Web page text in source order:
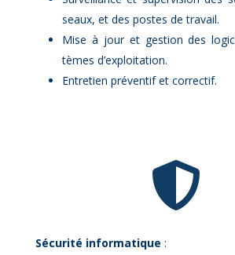
seaux, et des postes de tra­vail.
Mise à jour et ges­tion des
tèmes d’ex­ploi­ta­tion.
En­tre­tien pré­ven­tif et cor­rec­tif.

Sé­cu­ri­té in­for­ma­tique :